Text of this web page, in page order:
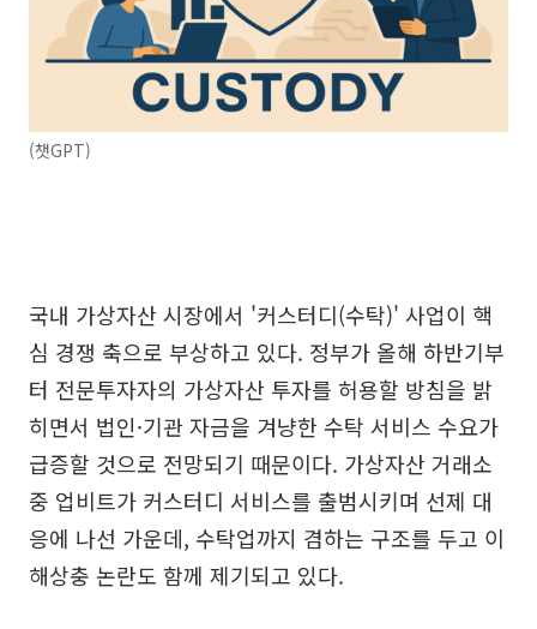
(챗GPT)
국내 가상자산 시장에서 '커스터디(수탁)' 사업이 핵
심 경쟁 축으로 부상하고 있다. 정부가 올해 하반기부
터 전문투자자의 가상자산 투자를 허용할 방침을 밝
히면서 법인·기관 자금을 겨냥한 수탁 서비스 수요가
급증할 것으로 전망되기 때문이다. 가상자산 거래소
중 업비트가 커스터디 서비스를 출범시키며 선제 대
응에 나선 가운데, 수탁업까지 겸하는 구조를 두고 이
해상충 논란도 함께 제기되고 있다.